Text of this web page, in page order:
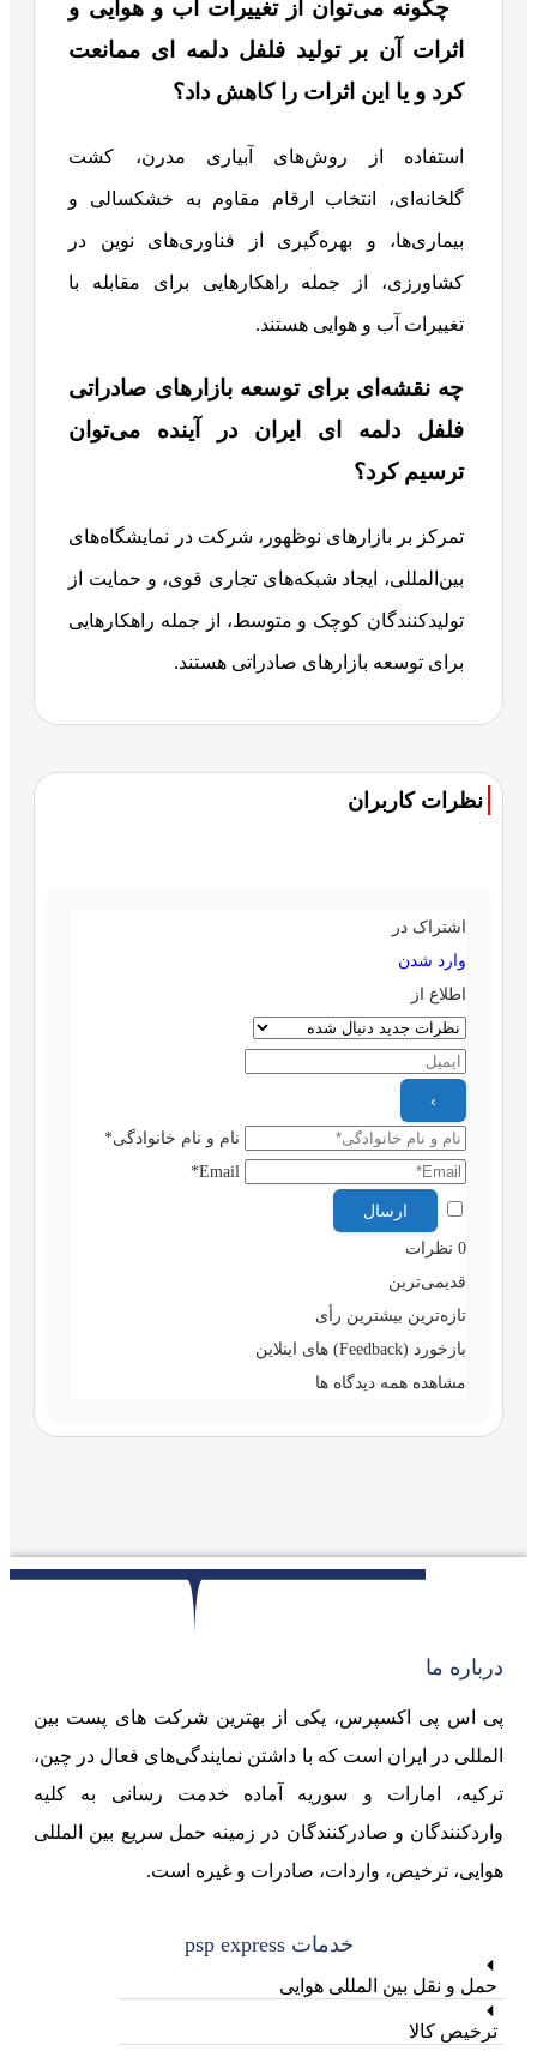
چگونه می‌توان از تغییرات آب و هوایی و
اثرات آن بر تولید فلفل دلمه ای ممانعت
کرد و یا این اثرات را کاهش داد؟
استفاده از روش‌های آبیاری مدرن، کشت
گلخانه‌ای، انتخاب ارقام مقاوم به خشکسالی و
بیماری‌ها، و بهره‌گیری از فناوری‌های نوین در
کشاورزی، از جمله راهکارهایی برای مقابله با
تغییرات آب و هوایی هستند.
چه نقشه‌ای برای توسعه بازارهای صادراتی
فلفل دلمه ای ایران در آینده می‌توان
ترسیم کرد؟
تمرکز بر بازارهای نوظهور، شرکت در نمایشگاه‌های
بین‌المللی، ایجاد شبکه‌های تجاری قوی، و حمایت از
تولیدکنندگان کوچک و متوسط، از جمله راهکارهایی
برای توسعه بازارهای صادراتی هستند.
نظرات کاربران
اشتراک در
وارد شدن
اطلاع از
نام و نام خانوادگی*
Email*
0 نظرات
قدیمی‌ترین
تازه‌ترین بیشترین رأی
بازخورد (Feedback) های اینلاین
مشاهده همه دیدگاه ها
درباره ما
پی اس پی اکسپرس، یکی از بهترین شرکت های پست بین
المللی در ایران است که با داشتن نمایندگی‌های فعال در چین،
ترکیه، امارات و سوریه آماده خدمت رسانی به کلیه
واردکنندگان و صادرکنندگان در زمینه حمل سریع بین المللی
هوایی، ترخیص، واردات، صادرات و غیره است.
خدمات psp express
حمل و نقل بین المللی هوایی
ترخیص کالا